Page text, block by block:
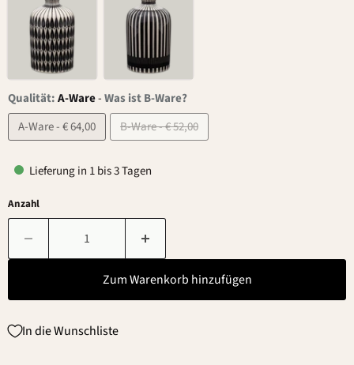
Qualität:A-Ware-Was ist B-Ware?
A-Ware - € 64,00
B-Ware - € 52,00
Lieferung in 1 bis 3 Tagen
Anzahl
Zum Warenkorb hinzufügen
In die Wunschliste